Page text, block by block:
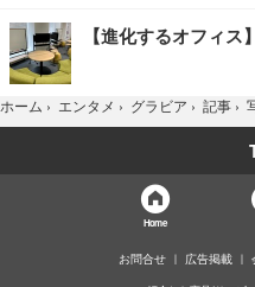
【進化するオフィス】
ホーム › エンタメ › グラビア › 記事 ›
Home
お問合せ 広告掲載